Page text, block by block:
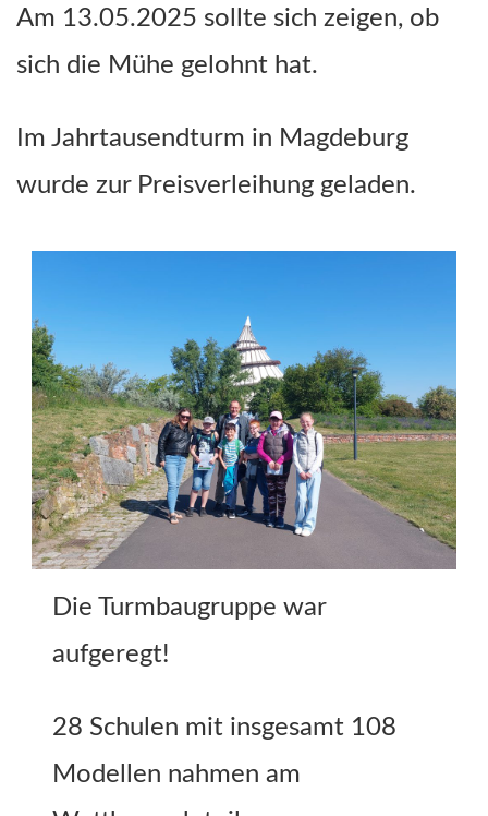
Am 13.05.2025 sollte sich zeigen, ob
sich die Mühe gelohnt hat.
Im Jahrtausendturm in Magdeburg
wurde zur Preisverleihung geladen.
Die Turmbaugruppe war
aufgeregt!
28 Schulen mit insgesamt 108
Modellen nahmen am